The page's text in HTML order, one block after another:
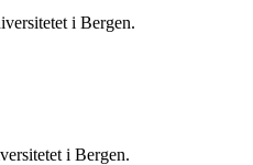
i Bergen.
i Bergen.